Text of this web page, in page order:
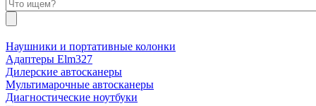
Наушники и портативные колонки
Адаптеры Elm327
Дилерские автосканеры
Мультимарочные автосканеры
Диагностические ноутбуки